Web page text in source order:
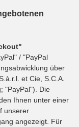
/ "PayPal
über
et Cie, S.C.A.
"PayPal"). Die
Ihnen unter einer
unserer
angezeigt. Für